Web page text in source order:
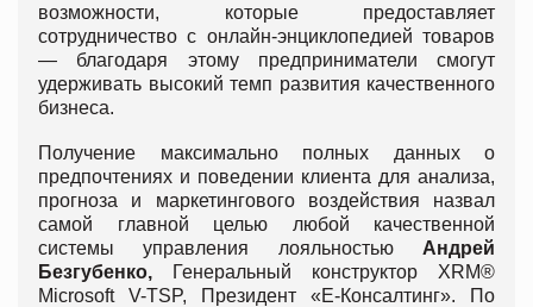
возможности, которые предоставляет
сотрудничество с онлайн-энциклопедией товаров
— благодаря этому предприниматели смогут
удерживать высокий темп развития качественного
бизнеса.
Получение максимально полных данных о
предпочтениях и поведении клиента для анализа,
прогноза и маркетингового воздействия назвал
самой главной целью любой качественной
системы управления лояльностью Андрей
Безгубенко, Генеральный конструктор XRM®
Microsoft V-TSP, Президент «E-Консалтинг». По